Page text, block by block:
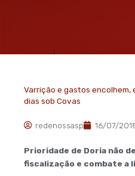
Varrição e gastos encolhem,
dias sob Covas
redenossasp 16/07/
Prioridade de Doria não
fiscalização e combate a